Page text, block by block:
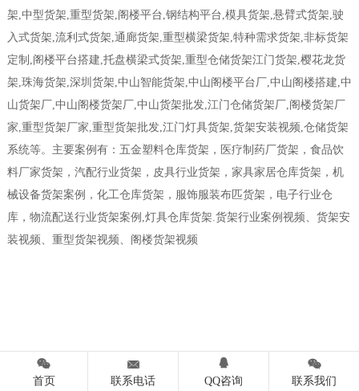
架,中型货架,重型货架,阁楼平台,钢结构平台,模具货架,悬臂式货架,驶
入式货架,流利式货架,通廊货架,重型横梁货架,特种需求货架,非标货架
定制,阁楼平台搭建,托盘横梁式货架,重型仓储货架江门货架,樱花龙货
架,珠海货架,深圳货架,中山智能货架,中山阁楼平台厂,中山阁楼搭建,中
山货架厂,中山阁楼货架厂,中山货架批发,江门仓储货架厂,阁楼货架厂
家,重型货架厂家,重型货架批发,江门灯具货架,货架安装视频,仓储货架
系统等。主要案例有：五金塑料仓库货架，医疗制药厂货架，食品饮
料厂家货架，汽配行业货架，皮具行业货架，家具家居仓库货架，机
械设备货架案例，化工仓库货架，服饰服装布匹货架，电子行业仓
库，物流配送行业货架案例,灯具仓库货架.货架行业案例视频、货架安
装视频、重型货架视频、阁楼货架视频

首页

联系电话

QQ咨询

联系我们